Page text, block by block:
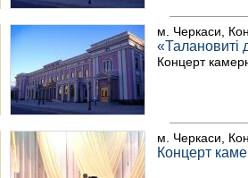
м. Черкаси,
«Талановиті
Концерт
м. Черкаси,
Концерт